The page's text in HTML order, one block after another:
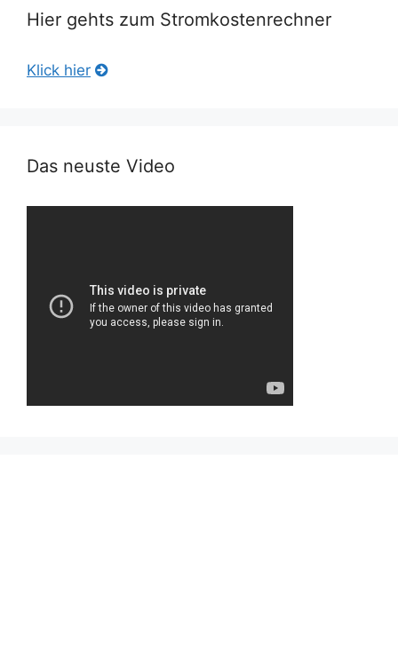
Hier gehts zum Stromkostenrechner
Klick hier
Das neuste Video